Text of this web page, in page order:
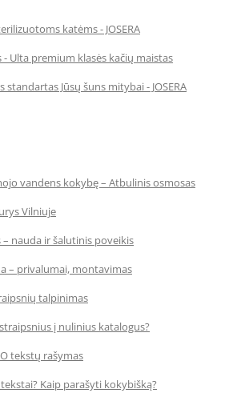
katėms - JOSERA
- Ulta premium klasės kačių maistas
Jūsų šuns mitybai - JOSERA
vandens kokybę – Atbulinis osmosas
Vilniuje
– nauda ir šalutinis poveikis
– privalumai, montavimas
talpinimas
į nulinius katalogus?
tekstų rašymas
Kaip parašyti kokybišką?